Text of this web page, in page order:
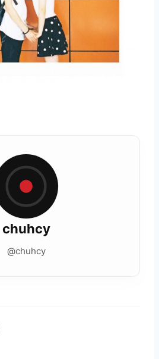
chuhcy
@chuhcy